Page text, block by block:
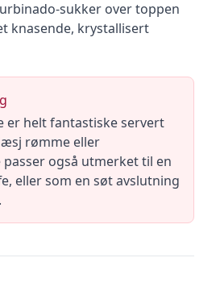
sukker over toppen
knasende, krystallisert
er helt fantastiske servert
rømme eller
passer også utmerket til en
eller som en søt avslutning